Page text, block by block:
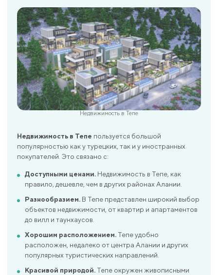
Недвижимость в Тепе
Недвижимость в Тепе пользуется большой
популярностью как у турецких, так и у иностранных
покупателей. Это связано с:
Доступными ценами. Недвижимость в Тепе, как
правило, дешевле, чем в других районах Алании.
Разнообразием. В Тепе представлен широкий выбор
объектов недвижимости, от квартир и апартаментов
до вилл и таунхаусов.
Хорошим расположением. Тепе удобно
расположен, недалеко от центра Алании и других
популярных туристических направлений.
Красивой природой. Тепе окружен живописными